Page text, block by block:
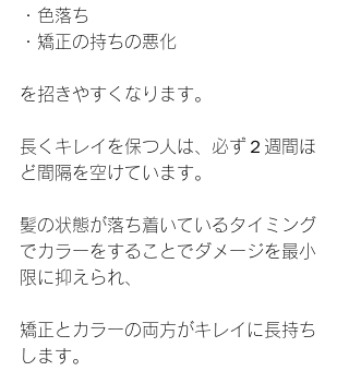
・色落ち
・矯正の持ちの悪化
を招きやすくなります。
長くキレイを保つ人は、必ず２週間ほ
ど間隔を空けています。
髪の状態が落ち着いているタイミング
でカラーをすることでダメージを最小
限に抑えられ、
矯正とカラーの両方がキレイに長持ち
します。